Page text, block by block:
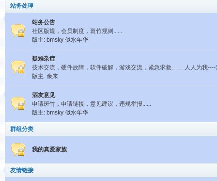
站务处理
站务公告
社区版规，会员制度，斑竹规则......
版主: bmsky 似水年华
疑难杂症
技术交流，硬件故障，软件破解，游戏交流，紧急求救…… 人人为我----
版主: 余来
酒友意见
申请斑竹，申请链接，意见建议，违规举报......
版主: bmsky 似水年华
群组分类
我的真爱家族
友情链接